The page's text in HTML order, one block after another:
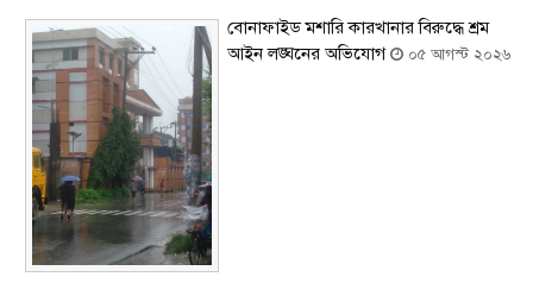
বোনাফাইড মশারি কারখানার বিরুদ্ধে শ্রম
আইন লঙ্ঘনের অভিযোগ
০৫ আগস্ট ২০২৬